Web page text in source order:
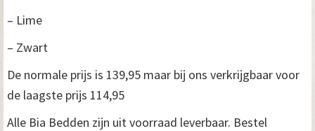
– Lime
– Zwart
De normale prijs is 139,95 maar bij ons verkrijgbaar voor
de laagste prijs 114,95
Alle Bia Bedden zijn uit voorraad leverbaar. Bestel